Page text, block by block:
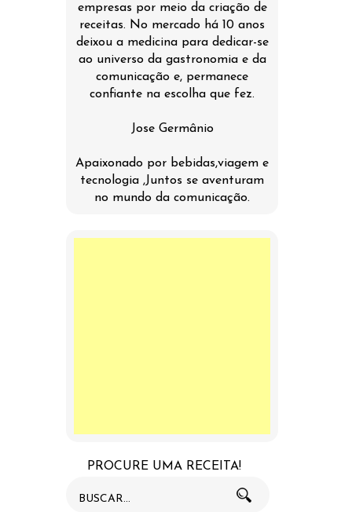
empresas por meio da criação de
receitas. No mercado há 10 anos
deixou a medicina para dedicar-se
ao universo da gastronomia e da
comunicação e, permanece
confiante na escolha que fez.
Jose Germânio
Apaixonado por bebidas,viagem e
tecnologia ,Juntos se aventuram
no mundo da comunicação.
PROCURE UMA RECEITA!